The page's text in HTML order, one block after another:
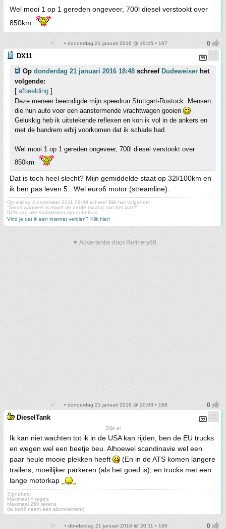
Wel mooi 1 op 1 gereden ongeveer, 700l diesel verstookt over
850km
• donderdag 21 januari 2016 @ 19:45 • 167
DX11
Op donderdag 21 januari 2016 18:48 schreef Dudeweiser het
volgende:
[ afbeelding ]
Deze meneer beeïndigde mijn speedrun Stuttgart-Rostock. Mensen
die hun auto voor een aanstormende vrachtwagen gooien
Gelukkig heb ik uitstekende reflexen en kon ik vol in de ankers en
met de handrem erbij voorkomen dat ik schade had.
Wel mooi 1 op 1 gereden ongeveer, 700l diesel verstookt over
850km
Dat is toch heel slecht? Mijn gemiddelde staat op 32l/100km en
ik ben pas leven 5.. Wel euro6 motor (streamline).
Op vrijdag 4 november 2011 09:39 schreef Blik het volgende:
"Sinds wanneer is maart de derde maand van het jaar?"
61% van alle statistieken zijn nutteloos.
Vind je dat ik een internet verdien? Klik hier!
▼ Advertentie door Refinery89
• donderdag 21 januari 2016 @ 20:03 • 168
DieselTank
Blije ei
Ik kan niet wachten tot ik in de USA kan rijden, ben de EU trucks
en wegen wel een beetje beu. Alhoewel scandinavie wel een
paar heule mooie plekken heeft
(En in de ATS komen langere
trailers, moeilijker parkeren (als het goed is), en trucks met een
lange motorkap
Signature:
Maximaal 4 regels
Maximaal 250 tekens
(te kort? neem een abonnement)
• donderdag 21 januari 2016 @ 20:11 • 169